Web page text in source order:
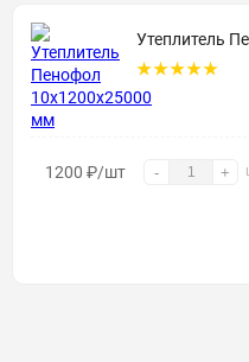
Утеплитель
1200 ₽/шт - +